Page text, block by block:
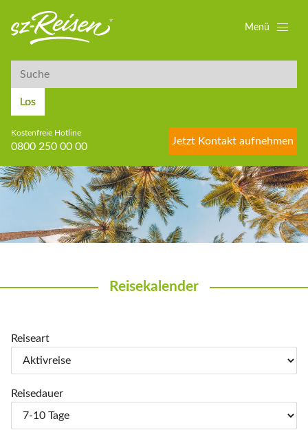
Suche
Los
Kostenfreie Hotline
0800 250 00 00
Jetzt Kontakt aufnehmen
Menü
Reisekalender
Reiseart
Reisedauer